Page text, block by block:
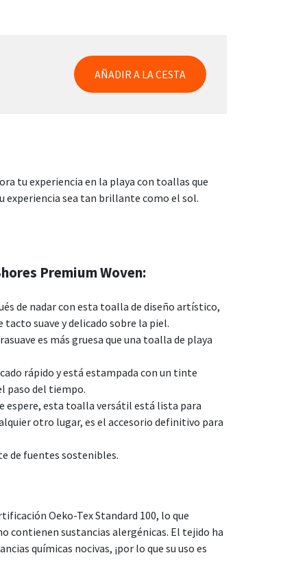
AÑADIR A LA CESTA
tu experiencia en la playa con toallas que
experiencia sea tan brillante como el sol.
Premium Woven:
de nadar con esta toalla de diseño artístico,
suave y delicado sobre la piel.
es más gruesa que una toalla de playa
rápido y está estampada con un tinte
paso del tiempo.
espere, esta toalla versátil está lista para
otro lugar, es el accesorio definitivo para
de fuentes sostenibles.
Oeko-Tex Standard 100, lo que
contienen sustancias alergénicas. El tejido ha
químicas nocivas, ¡por lo que su uso es